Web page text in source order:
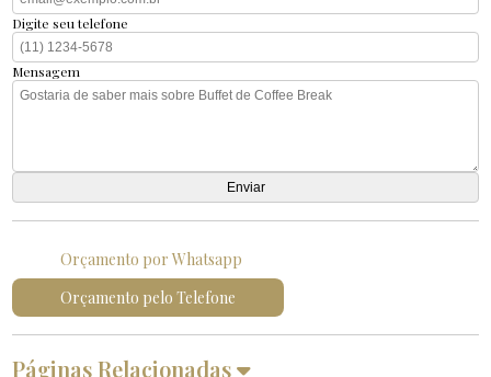
Digite seu telefone
Mensagem
Orçamento por Whatsapp
Orçamento pelo Telefone
Páginas Relacionadas